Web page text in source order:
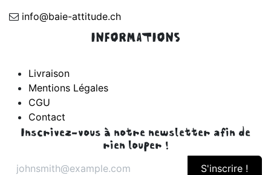
info@baie-attitude.ch
INFORMATIONS
Livraison
Mentions Légales
CGU
Contact
Inscrivez-vous à notre newsletter afin de
rien louper !
S'inscrire !